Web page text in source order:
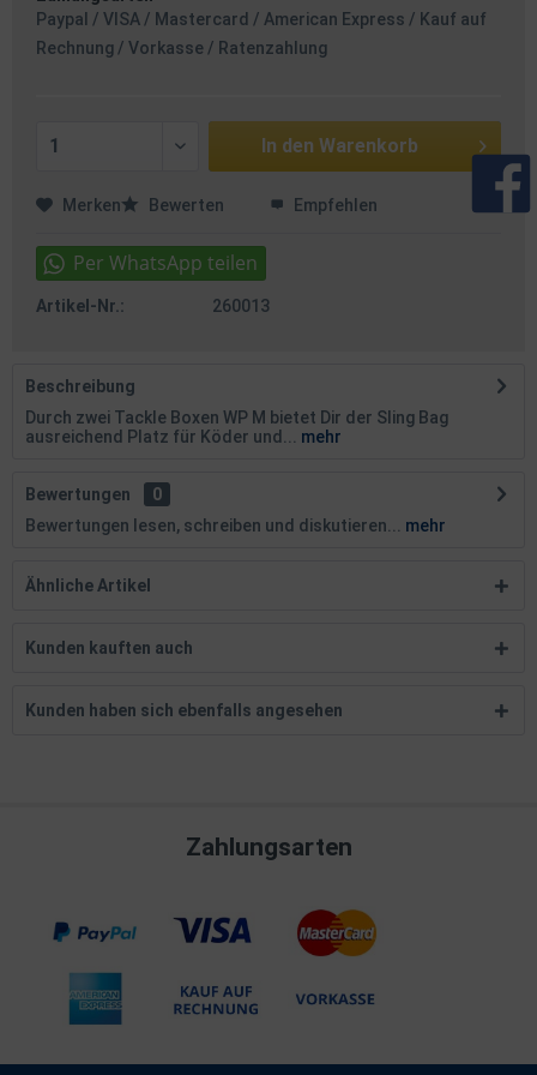
Paypal / VISA / Mastercard / American Express / Kauf auf
Rechnung / Vorkasse / Ratenzahlung
In den Warenkorb
Merken Bewerten Empfehlen
Artikel-Nr.: 260013
Beschreibung
Durch zwei Tackle Boxen WP M bietet Dir der Sling Bag
ausreichend Platz für Köder und...
mehr
Bewertungen
0
Bewertungen lesen, schreiben und diskutieren...
mehr
Ähnliche Artikel
Kunden kauften auch
Kunden haben sich ebenfalls angesehen
Zahlungsarten